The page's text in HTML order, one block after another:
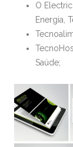
O
Energia,
Saúde;